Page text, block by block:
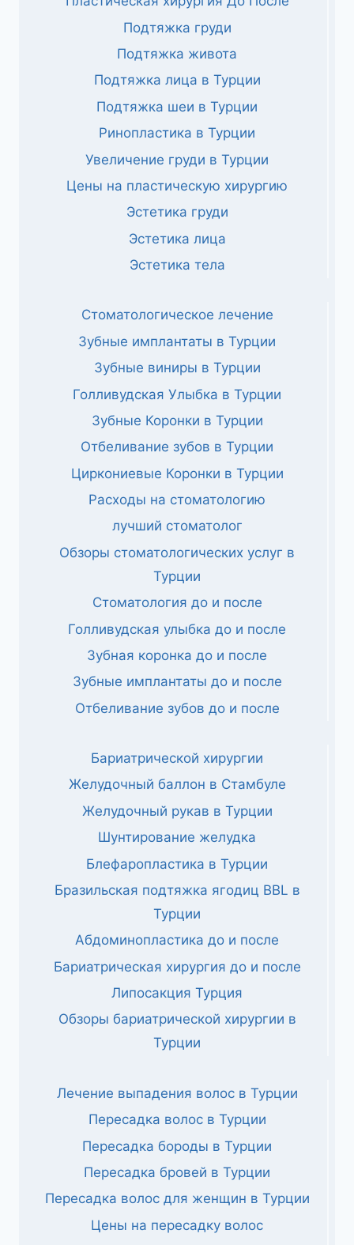
Подтяжка груди
Подтяжка живота
Подтяжка лица в Турции
Подтяжка шеи в Турции
Ринопластика в Турции
Увеличение груди в Турции
Цены на пластическую хирургию
Эстетика груди
Эстетика лица
Эстетика тела
Стоматологическое лечение
Зубные имплантаты в Турции
Зубные виниры в Турции
Голливудская Улыбка в Турции
Зубные Коронки в Турции
Отбеливание зубов в Турции
Циркониевые Коронки в Турции
Расходы на стоматологию
лучший стоматолог
Обзоры стоматологических услуг в
Турции
Стоматология до и после
Голливудская улыбка до и после
Зубная коронка до и после
Зубные имплантаты до и после
Отбеливание зубов до и после
Бариатрической хирургии
Желудочный баллон в Стамбуле
Желудочный рукав в Турции
Шунтирование желудка
Блефаропластика в Турции
Бразильская подтяжка ягодиц BBL в
Турции
Абдоминопластика до и после
Бариатрическая хирургия до и после
Липосакция Турция
Обзоры бариатрической хирургии в
Турции
Лечение выпадения волос в Турции
Пересадка волос в Турции
Пересадка бороды в Турции
Пересадка бровей в Турции
Пересадка волос для женщин в Турции
Цены на пересадку волос